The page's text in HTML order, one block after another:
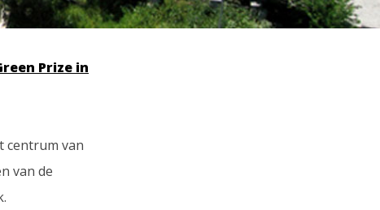
Prize in
centrum van
van de